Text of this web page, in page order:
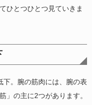
ひとつひとつ見ていきま
。腕の筋肉には、腕の表
」の主に2つがあります。